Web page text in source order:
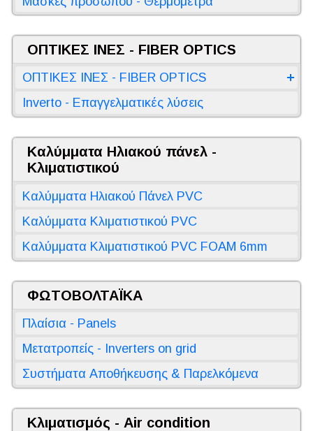
ΟΠΤΙΚΕΣ ΙΝΕΣ - FIBER OPTICS
ΟΠΤΙΚΕΣ ΙΝΕΣ - FIBER OPTICS
Inverto - Επαγγελματικές λύσεις
Καλύμματα Ηλιακού πάνελ -
Κλιματιστικού
Καλύμματα Ηλιακού Πάνελ PVC
Καλύμματα Κλιματιστικού PVC
Καλύμματα Κλιματιστικού PVC FOAM 6mm
ΦΩΤΟΒΟΛΤΑΪΚΑ
Πλαίσια - Panels
Μετατροπείς - Inverters on grid
Συστήματα Αποθήκευσης & Παρελκόμενα
Κλιματισμός - Air condition